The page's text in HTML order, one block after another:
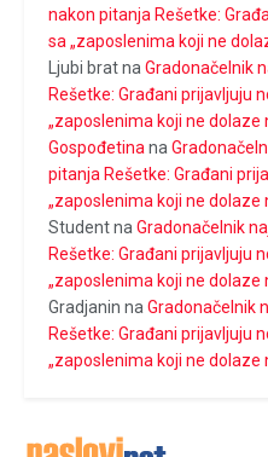
nakon pitanja Rešetke:
sa „zaposlenima koji ne
Ljubi bratna Gradonačelnik
Rešetke: Građani prijavljuju
„zaposlenima koji ne dolaze
Gospođetina na
pitanja Rešetke: Građani
„zaposlenima koji ne dolaze
Studentna Gradonačelnik
Rešetke: Građani prijavljuju
„zaposlenima koji ne dolaze
Gradjanin na Gradonačelnik
Rešetke: Građani prijavljuju
„zaposlenima koji ne dolaze